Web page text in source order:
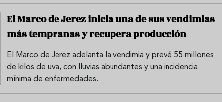
El Marco de Jerez inicia una de sus vendimias
más tempranas y recupera producción
El Marco de Jerez adelanta la vendimia y prevé 55 millones
de kilos de uva, con lluvias abundantes y una incidencia
mínima de enfermedades.